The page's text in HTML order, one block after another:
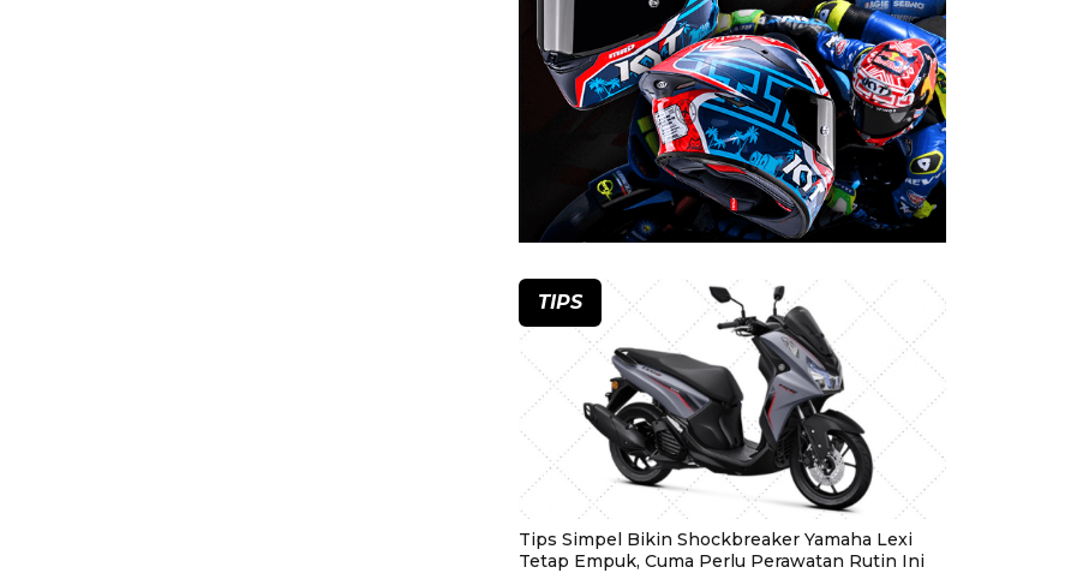
TIPS
Tips Simpel Bikin Shockbreaker Yamaha Lexi
Tetap Empuk, Cuma Perlu Perawatan Rutin Ini